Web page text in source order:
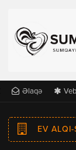
Əlaqə
EV ALQI-